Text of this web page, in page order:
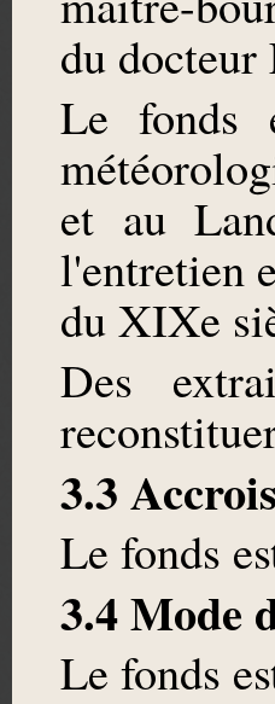
du
Le fonds
et au
l'entretien
du XIXe
Des
3.3
Le fonds
3.4 Mode
Le fonds